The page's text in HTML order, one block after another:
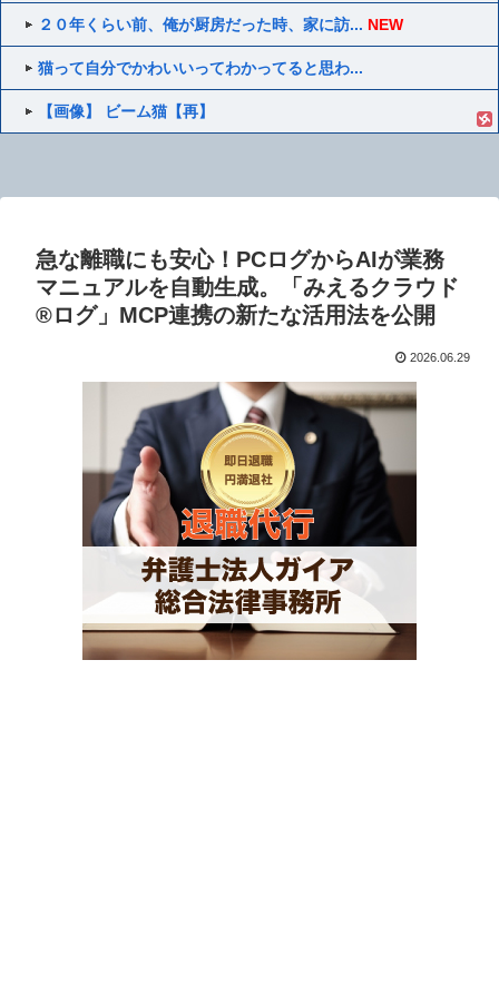
２０年くらい前、俺が厨房だった時、家に訪... NEW
猫って自分でかわいいってわかってると思わ...
【画像】 ビーム猫【再】
急な離職にも安心！PCログからAIが業務
マニュアルを自動生成。「みえるクラウド
®ログ」MCP連携の新たな活用法を公開
2026.06.29